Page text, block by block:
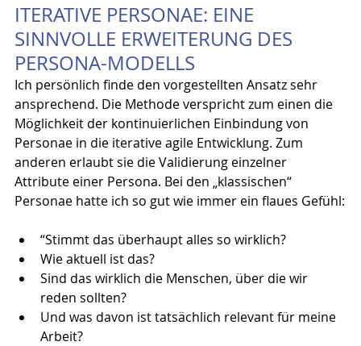
ITERATIVE PERSONAE: EINE
SINNVOLLE ERWEITERUNG DES
PERSONA-MODELLS
Ich persönlich finde den vorgestellten Ansatz sehr
ansprechend. Die Methode verspricht zum einen die
Möglichkeit der kontinuierlichen Einbindung von
Personae in die iterative agile Entwicklung. Zum
anderen erlaubt sie die Validierung einzelner
Attribute einer Persona. Bei den „klassischen“
Personae hatte ich so gut wie immer ein flaues Gefühl:
“Stimmt das überhaupt alles so wirklich?
Wie aktuell ist das?
Sind das wirklich die Menschen, über die wir
reden sollten?
Und was davon ist tatsächlich relevant für meine
Arbeit?